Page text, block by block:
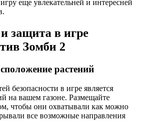
еще увлекательней и интересней
защита в игре
Зомби 2
растений
безопасности в игре является
на вашем газоне. Размещайте
чтобы они охватывали как можно
все возможные направления